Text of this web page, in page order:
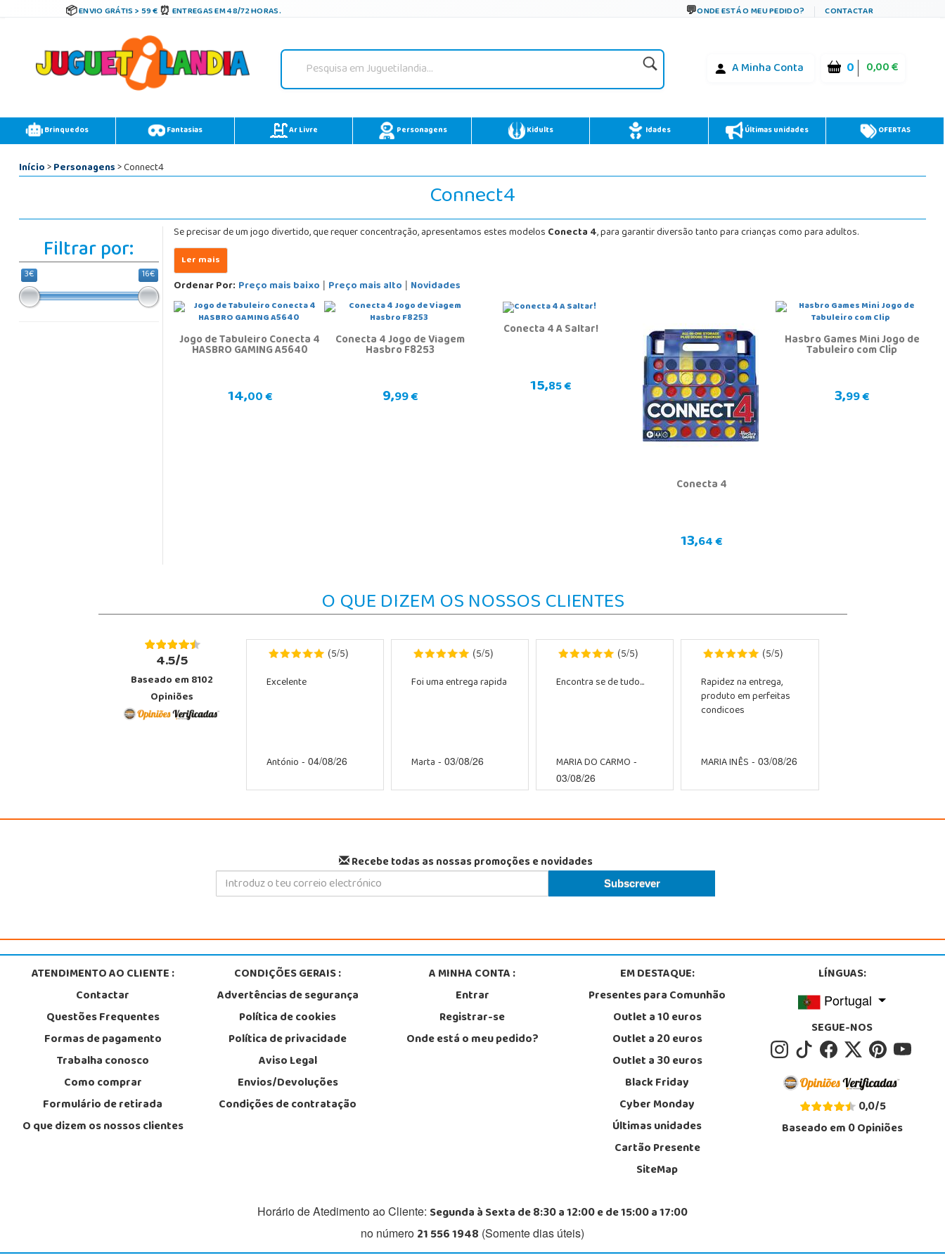
ENVIO GRÁTIS > 59 € ENTREGAS EM 48/72 HORAS. ONDE ESTÁ O MEU PEDIDO? CONTACTAR
A Minha Conta 0 0,00 €
Brinquedos Fantasias Ar Livre Personagens Kidults Idades Últimas unidades OFERTAS
Início>Personagens> Connect4
Connect4
Filtrar por:
3€ 16€
Se precisar de um jogo divertido, que requer concentração, apresentamos estes modelosConecta 4, para garantir diversão tanto para crianças como para adultos.
Ordenar Por: Preço mais baixo | Preço mais alto | Novidades
Jogo de Tabuleiro Conecta 4
HASBRO GAMING A5640
14,00 €
Conecta 4 Jogo de Viagem
Hasbro F8253
9,99 €
Conecta 4 A Saltar!
15,85 €
Conecta 4
13,64 €
Hasbro Games Mini Jogo de
Tabuleiro com Clip
3,99 €
O QUE DIZEM OS NOSSOS CLIENTES
4.5/5
Baseado em 8102
Opiniões
(5/5)
Excelente
António - 04/08/26
(5/5)
Foi uma entrega rapida
Marta - 03/08/26
(5/5)
Encontra se de tudo...
MARIA DO CARMO -
03/08/26
(5/5)
Rapidez na entrega,
produto em perfeitas
condicoes
MARIA INÊS - 03/08/26
Recebe todas as nossas promoções e novidades
ATENDIMENTO AO CLIENTE :
Contactar
Questões Frequentes
Formas de pagamento
Trabalha conosco
Como comprar
Formulário de retirada
O que dizem os nossos clientes
CONDIÇÕES GERAIS :
Advertências de segurança
Política de cookies
Política de privacidade
Aviso Legal
Envios/Devoluções
Condições de contratação
A MINHA CONTA :
Entrar
Registrar-se
Onde está o meu pedido?
EM DESTAQUE:
Presentes para Comunhão
Outlet a 10 euros
Outlet a 20 euros
Outlet a 30 euros
Black Friday
Cyber Monday
Últimas unidades
Cartão Presente
SiteMap
LÍNGUAS:
Portugal
SEGUE-NOS
0,0/5
Baseado em0Opiniões
Horário de Atedimento ao Cliente: Segunda à Sexta de 8:30 a 12:00 e de 15:00 a 17:00
no número 21 556 1948 (Somente dias úteis)